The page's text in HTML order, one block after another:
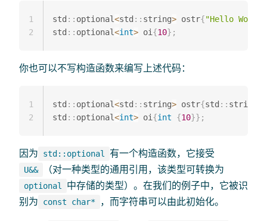
std :: optional<std :: string> ostr{"Hello World"
std :: optional<int> oi {10} ;
1
2
你也可以不写构造函数来编写上述代码：
std :: optional<std :: string> ostr{std :: string
std :: optional<int> oi {int {10}} ;
1
2
因为 std::optional 有一个构造函数，它接受
U&& （对一种类型的通用引用，该类型可转换为
optional
中存储的类型）。在我们的例子中，它被识
别为
const char* ，而字符串可以由此初始化。